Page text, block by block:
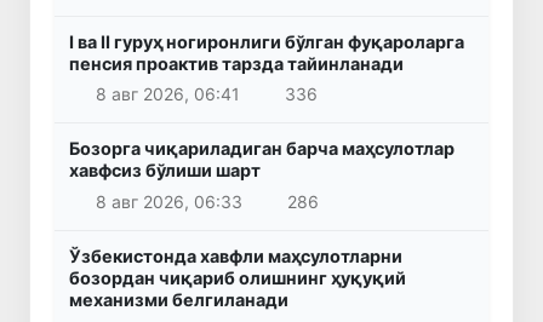
I ва II гуруҳ ногиронлиги бўлган фуқароларга
пенсия проактив тарзда тайинланади
8 авг 2026, 06:41
336
Бозорга чиқариладиган барча маҳсулотлар
хавфсиз бўлиши шарт
8 авг 2026, 06:33
286
Ўзбекистонда хавфли маҳсулотларни
бозордан чиқариб олишнинг ҳуқуқий
механизми белгиланади